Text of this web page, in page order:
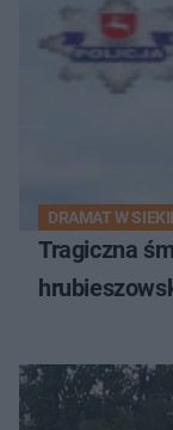
DRAMAT W
Tragiczna